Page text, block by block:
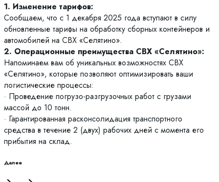
1. Изменение тарифов:
Сообщаем, что с 1 декабря 2025 года вступают в силу
обновленные тарифы на обработку сборных контейнеров и
автомобилей на СВХ «Селятино».
2. Операционные преимущества СВХ «Селятино»:
Напоминаем вам об уникальных возможностях СВХ
«Селятино», которые позволяют оптимизировать ваши
логистические процессы:
· Проведение погрузо-разгрузочных работ с грузами
массой до 10 тонн.
· Гарантированная расконсолидация транспортного
средства в течение 2 (двух) рабочих дней с момента его
прибытия на склад.
Далее